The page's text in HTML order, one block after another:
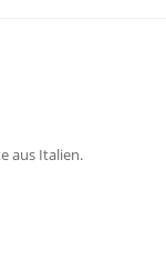
aus Italien.